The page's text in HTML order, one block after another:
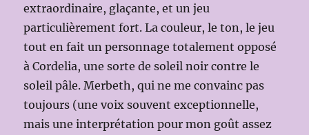
extraordinaire, glaçante, et un jeu
particulièrement fort. La couleur, le ton, le jeu
tout en fait un personnage totalement opposé
à Cordelia, une sorte de soleil noir contre le
soleil pâle. Merbeth, qui ne me convainc pas
toujours (une voix souvent exceptionnelle,
mais une interprétation pour mon goût assez